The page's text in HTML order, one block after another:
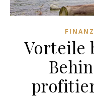
Vorteile